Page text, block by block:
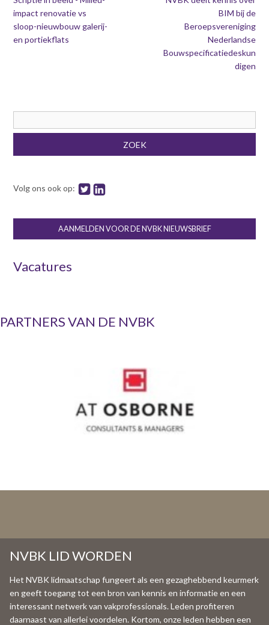
impact renovatie vs
sloop-nieuwbouw galerij-
en portiekflats
BIM bij de
Beroepsvereniging
Nederlandse
Bouwspecificatiedeskun
digen
ZOEK
Volg ons ook op:
AANMELDEN VOOR DE NVBK NIEUWSBRIEF
Vacatures
PARTNERS VAN DE NVBK
NVBK LID WORDEN
Het NVBK lidmaatschap fungeert als een gezaghebbend keurmerk
en geeft toegang tot een bron van kennis en informatie en een
interessant netwerk van vakprofessionals. Leden profiteren
daarnaast van allerlei voordelen. Kortom, onze leden hebben een